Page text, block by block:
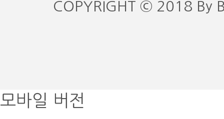
COPYRIGHT © 2018 By
모바일 버전